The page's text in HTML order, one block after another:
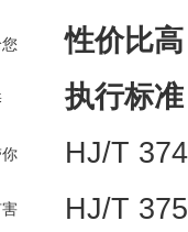
性价比高
执行标准
HJ/T
HJ/T